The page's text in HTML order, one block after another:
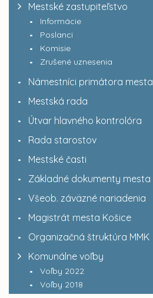
Mestské zastupiteľstvo
Informácie
Poslanci
Komisie
Zrušené uznesenia
Námestníci primátora mesta
Mestská rada
Útvar hlavného kontrolóra
Rada starostov
Mestské časti
Základné dokumenty mesta
Všeob. záväzné nariadenia
Magistrát mesta Košice
Organizačná štruktúra MMK
Komunálne voľby
Voľby 2022
Voľby 2018